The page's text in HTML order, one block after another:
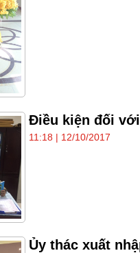
Điều kiện đối
11:18 | 12/10/2017
Ủy thác xuất